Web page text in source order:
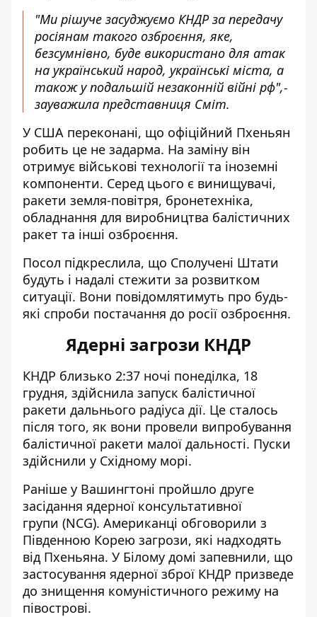
"Ми рішуче засуджуємо КНДР за передачу
росіянам такого озброєння, яке,
безсумнівно, буде використано для атак
на український народ, українські міста, а
також у подальшій незаконній війні рф",-
зауважила представниця Сміт.
У США переконані, що офіційний Пхеньян
робить це не задарма. На заміну він
отримує військові технології та іноземні
компоненти. Серед цього є винищувачі,
ракети земля-повітря, бронетехніка,
обладнання для виробництва балістичних
ракет та інші озброєння.
Посол підкреслила, що Сполучені Штати
будуть і надалі стежити за розвитком
ситуації. Вони повідомлятимуть про будь-
які спроби постачання до росії озброєння.
Ядерні загрози КНДР
КНДР близько 2:37 ночі понеділка, 18
грудня, здійснила запуск балістичної
ракети дальнього радіуса дії. Це сталось
після того, як вони провели випробування
балістичної ракети малої дальності. Пуски
здійснили у Східному морі.
Раніше у Вашингтоні пройшло друге
засідання ядерної консультативної
групи (NCG). Американці обговорили з
Південною Корею загрози, які надходять
від Пхеньяна. У Білому домі запевнили, що
застосування ядерної зброї КНДР призведе
до знищення комуністичного режиму на
півострові.